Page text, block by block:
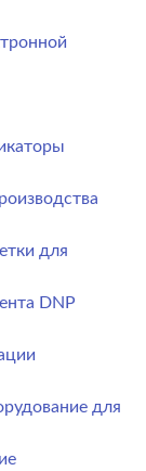
для
DNP
для